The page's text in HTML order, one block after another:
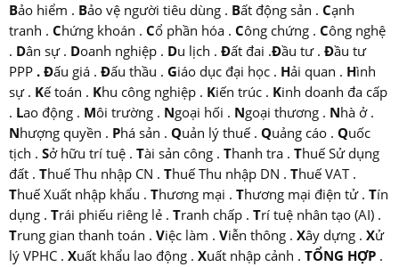
Bảo hiểm . Bảo vệ người tiêu dùng . Bất động sản . Cạnh
tranh . Chứng khoán . Cổ phần hóa . Công chứng . Công nghệ
. Dân sự. Doanh nghiệp . Du lịch . Đất đai .Đầu tư. Đầu tư
PPP .Đấu giá . Đấu thầu . Giáo dục đại học . Hải quan . Hình
sự. Kế toán . Khu công nghiệp . Kiến trúc . Kinh doanh đa cấp
. Lao động . Môi trường . Ngoại hối . Ngoại thương . Nhà ở.
Nhượng quyền . Phá sản . Quản lý thuế . Quảng cáo . Quốc
tịch . Sở hữu trí tuệ . Tài sản công . Thanh tra . Thuế Sử dụng
đất . Thuế Thu nhập CN . Thuế Thu nhập DN . Thuế VAT.
Thuế Xuất nhập khẩu . Thương mại . Thương mại điện tử. Tín
dụng . Trái phiếu riêng lẻ . Tranh chấp . Trí tuệ nhân tạo (AI) .
Trung gian thanh toán . Việc làm . Viễn thông . Xây dựng . Xử
lý VPHC . Xuất khẩu lao động . Xuất nhập cảnh . TỔNG HỢP .